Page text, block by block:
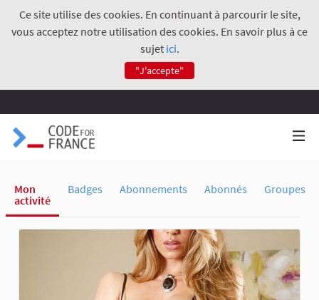
Ce site utilise des cookies. En continuant à parcourir le site,
vous acceptez notre utilisation des cookies. En savoir plus à ce
sujet ici.
"J'accepte"
Mon
activité
Badges Abonnements Abonnés Groupes